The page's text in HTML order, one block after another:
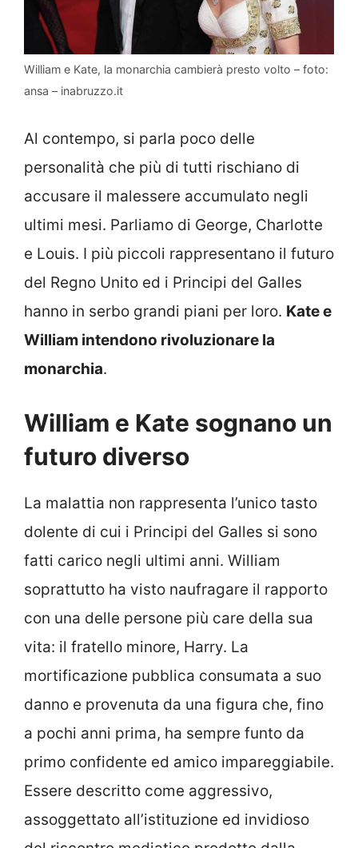
William e Kate, la monarchia cambierà presto volto – foto:
ansa – inabruzzo.it
Al contempo, si parla poco delle
personalità che più di tutti rischiano di
accusare il malessere accumulato negli
ultimi mesi. Parliamo di George, Charlotte
e Louis. I più piccoli rappresentano il futuro
del Regno Unito ed i Principi del Galles
hanno in serbo grandi piani per loro. Kate e
William intendono rivoluzionare la
monarchia.
William e Kate sognano un
futuro diverso
La malattia non rappresenta l’unico tasto
dolente di cui i Principi del Galles si sono
fatti carico negli ultimi anni. William
soprattutto ha visto naufragare il rapporto
con una delle persone più care della sua
vita: il fratello minore, Harry. La
mortificazione pubblica consumata a suo
danno e provenuta da una figura che, fino
a pochi anni prima, ha sempre funto da
primo confidente ed amico impareggiabile.
Essere descritto come aggressivo,
assoggettato all’istituzione ed invidioso